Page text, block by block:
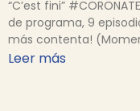
“C’est fini”
de programa, 9
más contenta!
Leer más